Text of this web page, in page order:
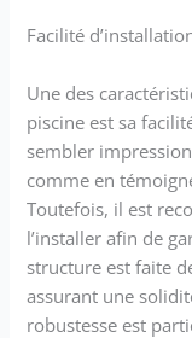
Facilité
Une des
piscine est sa
sembler
comme en
Toutefois, il est
l’installer afin de
structure est faite
assurant une
robustesse est